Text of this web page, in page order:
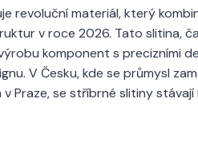
revoluční materiál, který
v roce 2026. Tato slitina,
komponent s precizními
V Česku, kde se průmysl
Praze, se stříbrné slitiny